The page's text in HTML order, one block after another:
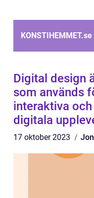
KONSTIHEMMET.se
Digital design
som används
interaktiva
digitala
17 oktober 2023